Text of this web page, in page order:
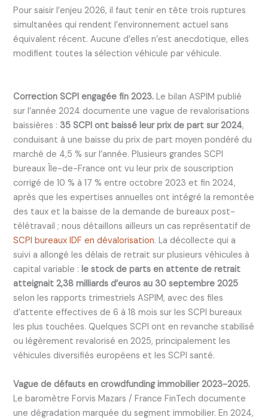
Pour saisir l’enjeu 2026, il faut tenir en tête trois ruptures
simultanées qui rendent l’environnement actuel sans
équivalent récent. Aucune d’elles n’est anecdotique, elles
modifient toutes la sélection véhicule par véhicule.
Correction SCPI engagée fin 2023. Le bilan ASPIM publié
sur l’année 2024 documente une vague de revalorisations
baissières : 35 SCPI ont baissé leur prix de part sur 2024,
conduisant à une baisse du prix de part moyen pondéré du
marché de 4,5 % sur l’année. Plusieurs grandes SCPI
bureaux Île-de-France ont vu leur prix de souscription
corrigé de 10 % à 17 % entre octobre 2023 et fin 2024,
après que les expertises annuelles ont intégré la remontée
des taux et la baisse de la demande de bureaux post-
télétravail ; nous détaillons ailleurs un cas représentatif de
SCPI bureaux IDF en dévalorisation. La décollecte qui a
suivi a allongé les délais de retrait sur plusieurs véhicules à
capital variable :le stock de parts en attente de retrait
atteignait 2,38 milliards d’euros au 30 septembre 2025
selon les rapports trimestriels ASPIM, avec des files
d’attente effectives de 6 à 18 mois sur les SCPI bureaux
les plus touchées. Quelques SCPI ont en revanche stabilisé
ou légèrement revalorisé en 2025, principalement les
véhicules diversifiés européens et les SCPI santé.
Vague de défauts en crowdfunding immobilier 2023-2025.
Le baromètre Forvis Mazars / France FinTech documente
une dégradation marquée du segment immobilier. En 2024,